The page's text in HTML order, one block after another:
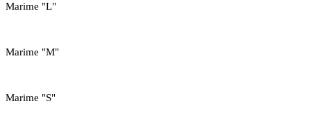
Marime "L"
Marime "M"
Marime "S"